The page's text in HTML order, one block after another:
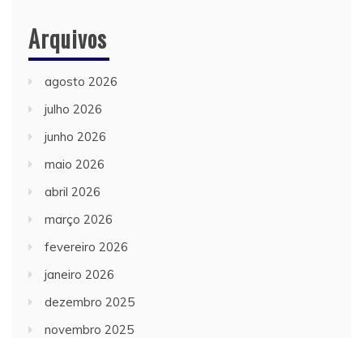
Arquivos
agosto 2026
julho 2026
junho 2026
maio 2026
abril 2026
março 2026
fevereiro 2026
janeiro 2026
dezembro 2025
novembro 2025